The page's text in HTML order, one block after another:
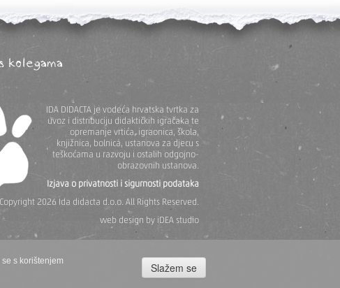
s korištenjem
Slažem se
IDA DIDACTA je vodeća hrvatska tvrtka za
uvoz i distribuciju didaktičkih igračaka te
opremanje vrtića, igraonica, škola,
knjižnica, bolnica, ustanova za djecu s
teškoćama u razvoju i ostalih odgojno-
obrazovnih ustanova.
Izjava o privatnosti i sigurnosti podataka
2026 Ida didacta d.o.o. All Rights Reserved.
web design by iDEA studio